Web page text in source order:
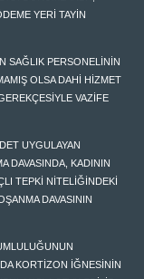
YERİ TAYİN
SAĞLIK PERSONELİNİN
OLSA DAHİ HİZMET
VAZİFE
UYGULAYAN
DAVASINDA, KADININ
TEPKİ NİTELİĞİNDEKİ
DAVASININ
KORTİZON İĞNESİNİN